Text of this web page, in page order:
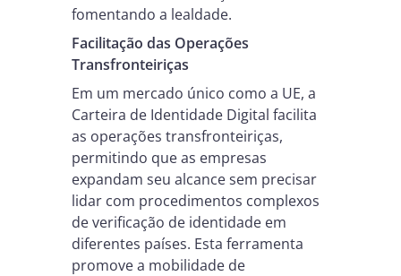
fomentando a lealdade.
Facilitação das Operações
Transfronteiriças
Em um mercado único como a UE, a
Carteira de Identidade Digital facilita
as operações transfronteiriças,
permitindo que as empresas
expandam seu alcance sem precisar
lidar com procedimentos complexos
de verificação de identidade em
diferentes países. Esta ferramenta
promove a mobilidade de